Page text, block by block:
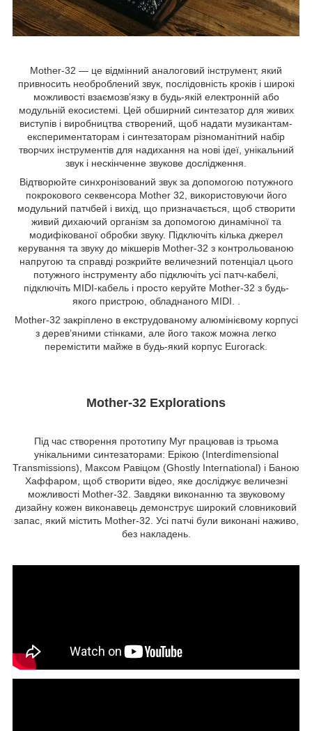
Mother-32 — це відмінний аналоговий інструмент, який
привносить необроблений звук, послідовність кроків і широкі
можливості взаємозв’язку в будь-якій електронній або
модульній екосистемі. Цей обширний синтезатор для живих
виступів і виробництва створений, щоб надати музикантам-
експериментаторам і синтезаторам різноманітний набір
творчих інструментів для надихання на нові ідеї, унікальний
звук і нескінченне звукове дослідження.
Відтворюйте синхронізований звук за допомогою потужного
покрокового секвенсора Mother 32, використовуючи його
модульний патчбей і вихід, що призначається, щоб створити
живий дихаючий організм за допомогою динамічної та
модифікованої обробки звуку. Підключіть кілька джерел
керування та звуку до мікшерів Mother-32 з контрольованою
напругою та справді розкрийте величезний потенціал цього
потужного інструменту або підключіть усі патч-кабелі,
підключіть MIDI-кабель і просто керуйте Mother-32 з будь-
якого пристрою, обладнаного MIDI. .
Mother-32 закріплено в екструдованому алюмінієвому корпусі
з дерев’яними стінками, але його також можна легко
перемістити майже в будь-який корпус Eurorack.
Mother-32 Explorations
Під час створення прототипу Муг працював із трьома
унікальними синтезаторами: Ерікою (Interdimensional
Transmissions), Максом Равіцом (Ghostly International) і Баною
Хаффаром, щоб створити відео, яке досліджує величезні
можливості Mother-32. Завдяки виконанню та звуковому
дизайну кожен виконавець демонструє широкий словниковий
запас, який містить Mother-32. Усі патчі були виконані наживо,
без накладень.